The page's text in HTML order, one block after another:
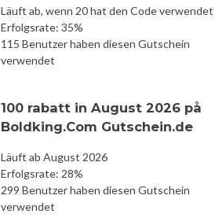
Läuft ab, wenn 20 hat den Code verwendet
Erfolgsrate: 35%
115 Benutzer haben diesen Gutschein
verwendet
100 rabatt in August 2026 på
Boldking.Com Gutschein.de
Läuft ab August 2026
Erfolgsrate: 28%
299 Benutzer haben diesen Gutschein
verwendet